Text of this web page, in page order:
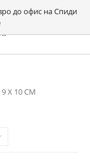
до офис на Спиди
Х 10 СМ